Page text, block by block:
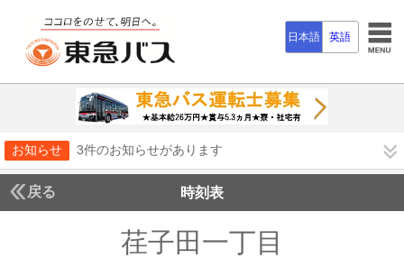
日本語 英語
お知らせ 3件のお知らせがあります
戻る 時刻表
荏子田一丁目